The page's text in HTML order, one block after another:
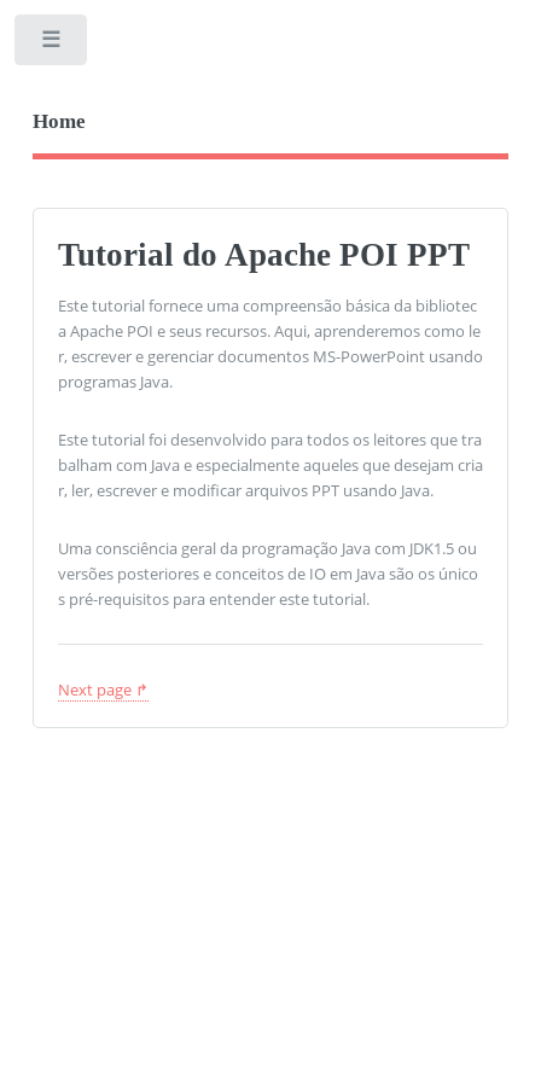
Home
Tutorial do Apache POI PPT
Este tutorial fornece uma compreensão básica da bibliotec
a Apache POI e seus recursos. Aqui, aprenderemos como le
r, escrever e gerenciar documentos MS-PowerPoint usando
programas Java.
Este tutorial foi desenvolvido para todos os leitores que tra
balham com Java e especialmente aqueles que desejam cria
r, ler, escrever e modificar arquivos PPT usando Java.
Uma consciência geral da programação Java com JDK1.5 ou
versões posteriores e conceitos de IO em Java são os único
s pré-requisitos para entender este tutorial.
Next page ↱